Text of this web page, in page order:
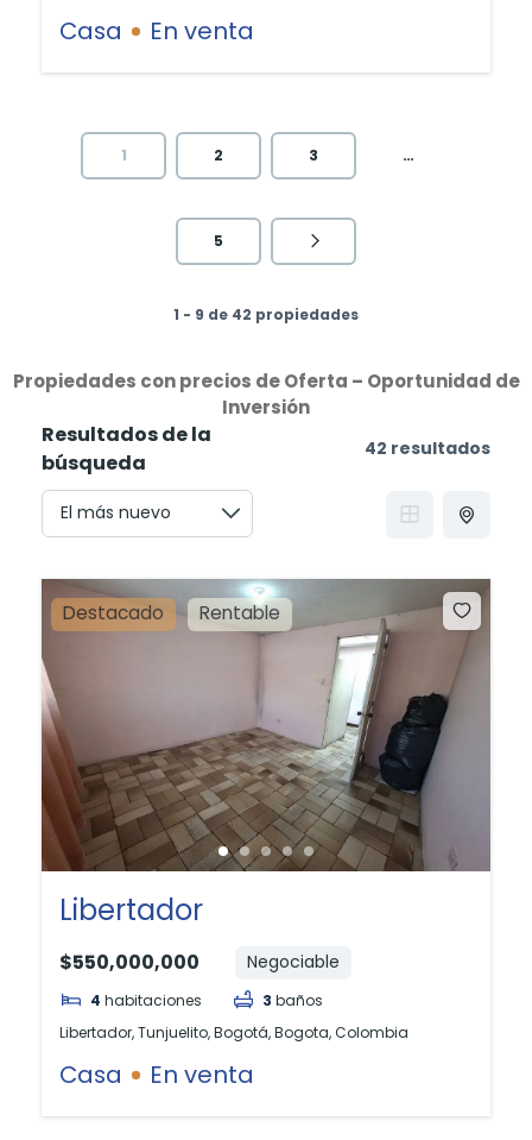
Casa En venta
1 2 3 …
5
1 - 9 de 42 propiedades
Propiedades con precios de Oferta – Oportunidad de
Inversión
Resultados de la
búsqueda
42 resultados
Destacado Rentable
Libertador
$550,000,000 Negociable
4 habitaciones 3 baños
Libertador, Tunjuelito, Bogotá, Bogota, Colombia
Casa En venta